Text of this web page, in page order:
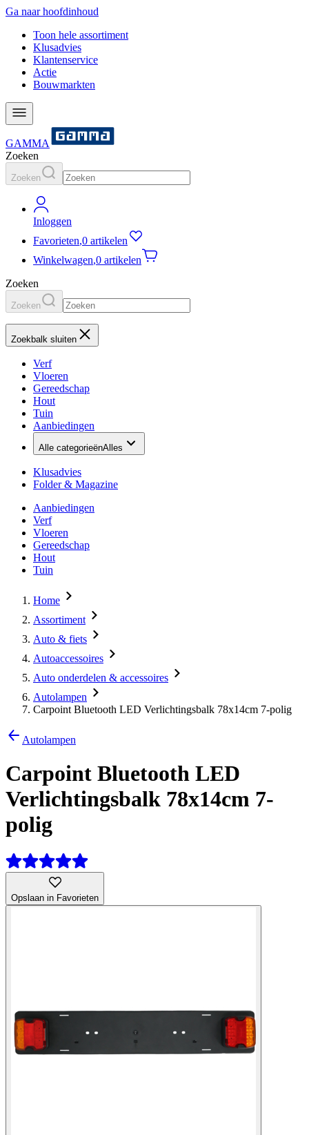
Ga naar hoofdinhoud
Toon hele assortiment
Klusadvies
Klantenservice
Actie
Bouwmarkten
GAMMA
Zoeken
Zoeken
Inloggen
Favorieten,0 artikelen
Winkelwagen,0 artikelen
Zoeken
Zoeken
Zoekbalk sluiten
Verf
Vloeren
Gereedschap
Hout
Tuin
Aanbiedingen
Alle categorieënAlles
Klusadvies
Folder & Magazine
Aanbiedingen
Verf
Vloeren
Gereedschap
Hout
Tuin
Home
Assortiment
Auto & fiets
Autoaccessoires
Auto onderdelen & accessoires
Autolampen
Carpoint Bluetooth LED Verlichtingsbalk 78x14cm 7-polig
Autolampen
Carpoint Bluetooth LED
Verlichtingsbalk 78x14cm 7-
polig
Opslaan in Favorieten